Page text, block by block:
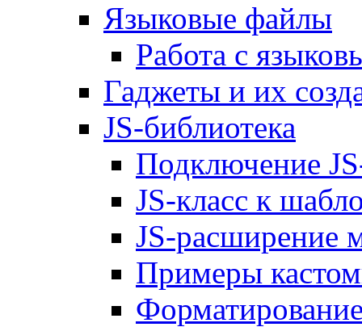
Языковые файлы
Работа с
Гаджеты и их
JS-библиотека
Подключение
JS-класс к
JS-расширение
Примеры